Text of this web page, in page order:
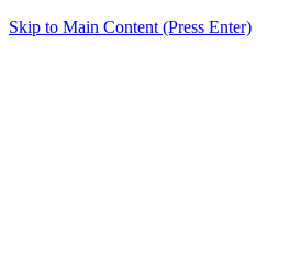
Skip to Main Content (Press Enter)